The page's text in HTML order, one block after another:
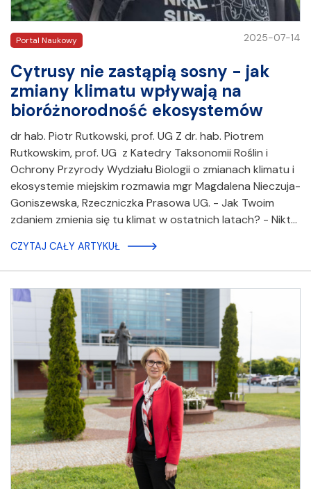
Portal Naukowy 2025-07-14
Cytrusy nie zastąpią sosny - jak
zmiany klimatu wpływają na
bioróżnorodność ekosystemów
dr hab. Piotr Rutkowski, prof. UG Z dr. hab. Piotrem
Rutkowskim, prof. UG z Katedry Taksonomii Roślin i
Ochrony Przyrody Wydziału Biologii o zmianach klimatu i
ekosystemie miejskim rozmawia mgr Magdalena Nieczuja-
Goniszewska, Rzeczniczka Prasowa UG. - Jak Twoim
zdaniem zmienia się tu klimat w ostatnich latach? - Nikt…
CZYTAJ CAŁY ARTYKUŁ